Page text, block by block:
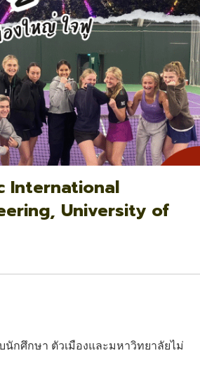
International
University of
นักศึกษา ตัวเมืองและมหาวิทยาลัยไม่